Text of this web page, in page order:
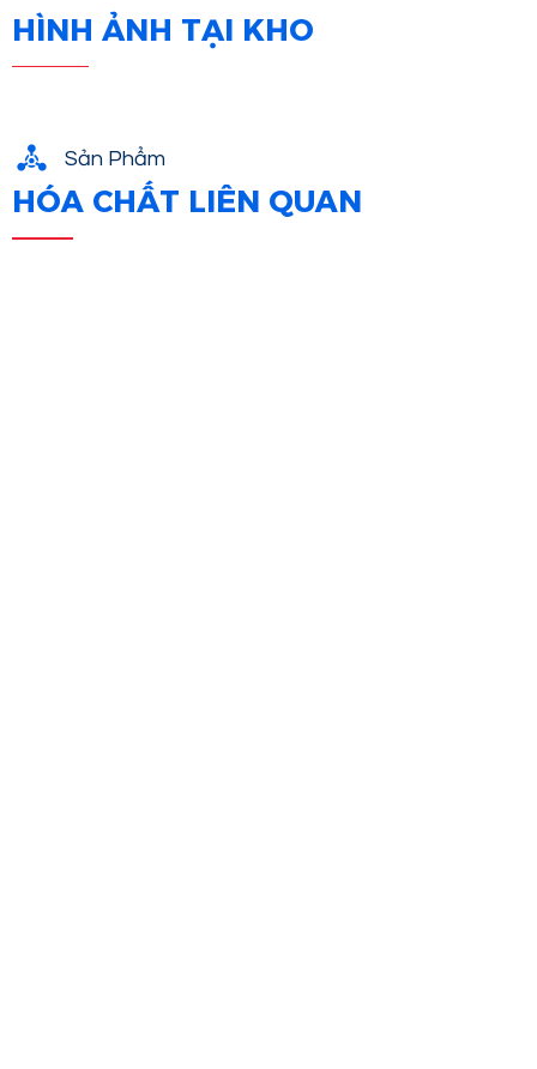
HÌNH ẢNH TẠI KHO
Sản Phẩm
HÓA CHẤT LIÊN QUAN